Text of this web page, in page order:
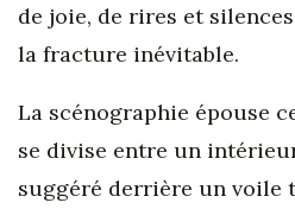
de joie, de rires et
la fracture inévitable.
La scénographie épouse
se divise entre un
suggéré derrière un voile